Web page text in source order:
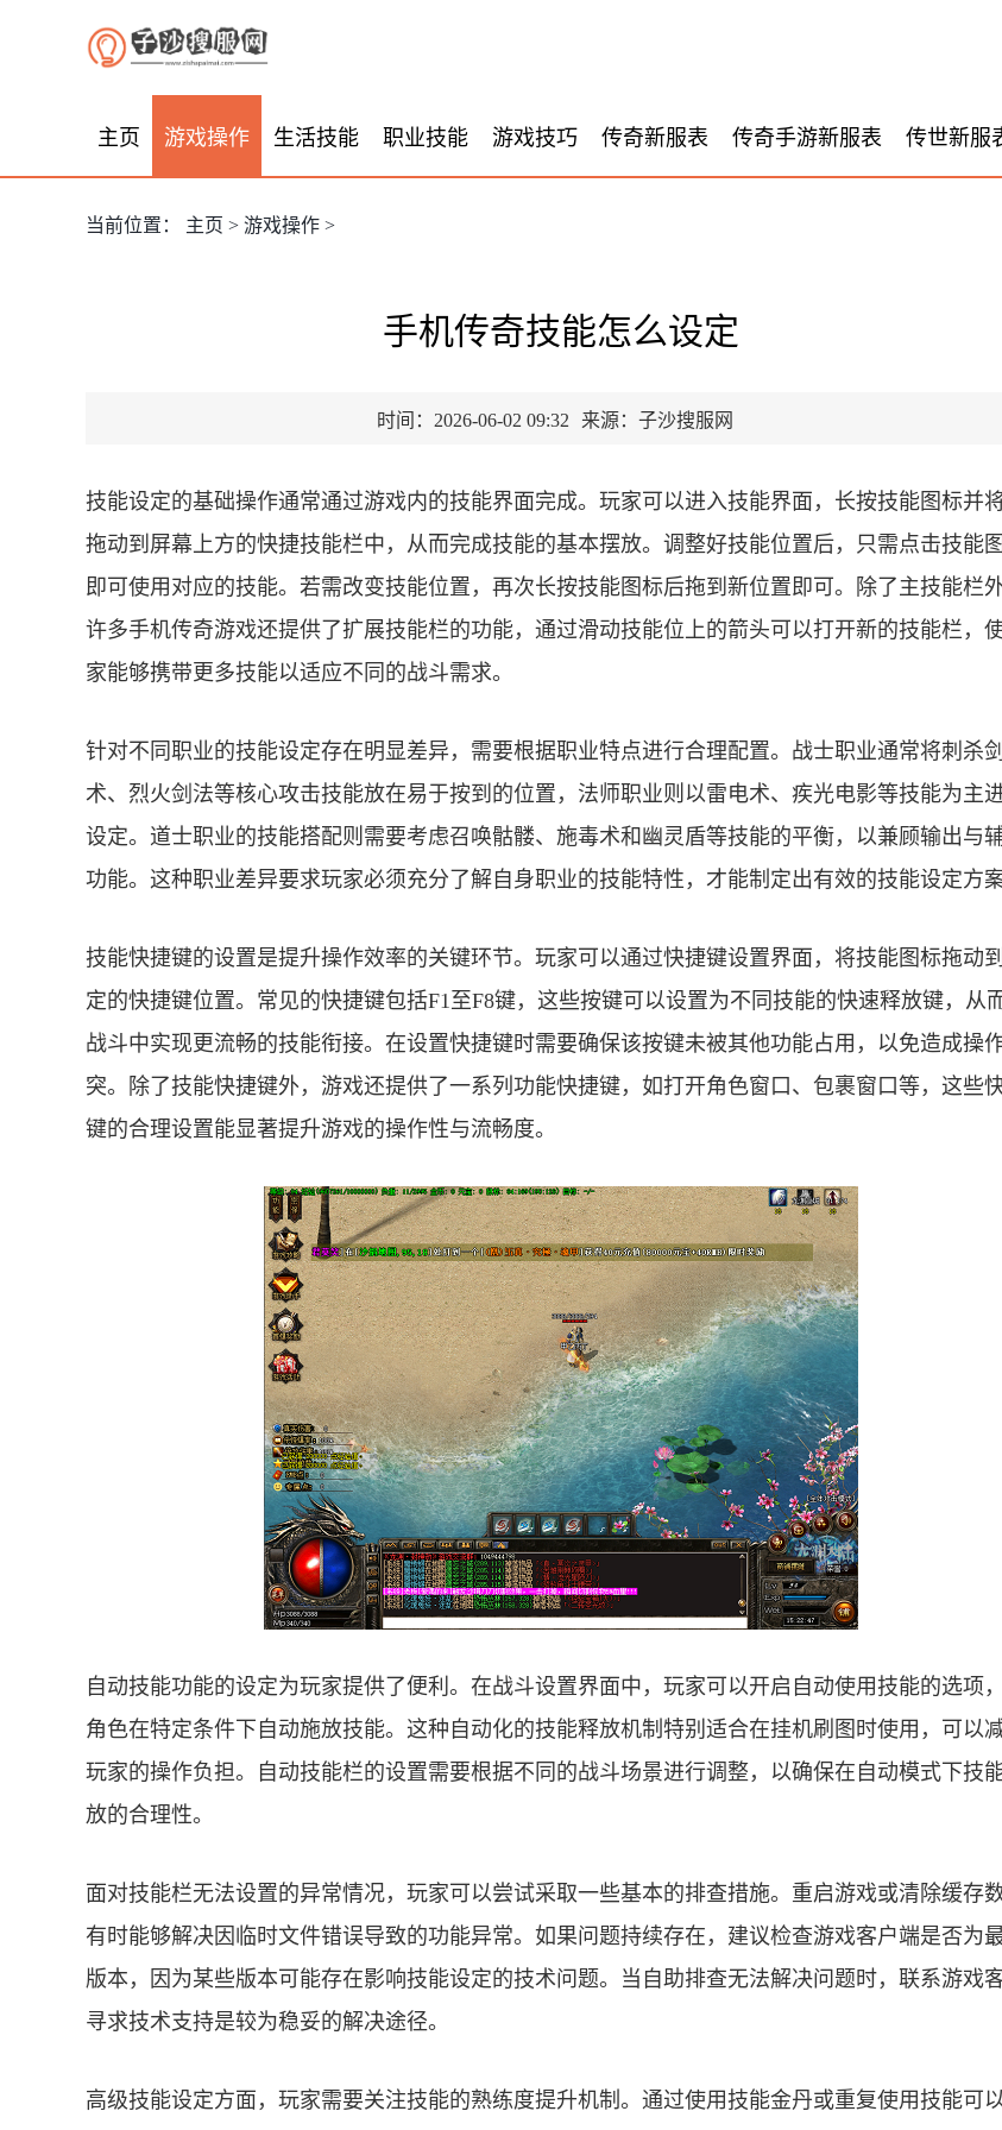
主页 游戏操作 生活技能 职业技能 游戏技巧 传奇新服表 传奇手游新服表 传世新服
当前位置： 主页 > 游戏操作 >
手机传奇技能怎么设定
时间：2026-06-02 09:32 来源：子沙搜服网
技能设定的基础操作通常通过游戏内的技能界面完成。玩家可以进入技能界面，长按技能图标并
拖动到屏幕上方的快捷技能栏中，从而完成技能的基本摆放。调整好技能位置后，只需点击技能
即可使用对应的技能。若需改变技能位置，再次长按技能图标后拖到新位置即可。除了主技能栏外
许多手机传奇游戏还提供了扩展技能栏的功能，通过滑动技能位上的箭头可以打开新的技能栏，
家能够携带更多技能以适应不同的战斗需求。
针对不同职业的技能设定存在明显差异，需要根据职业特点进行合理配置。战士职业通常将刺杀剑
术、烈火剑法等核心攻击技能放在易于按到的位置，法师职业则以雷电术、疾光电影等技能为主
设定。道士职业的技能搭配则需要考虑召唤骷髅、施毒术和幽灵盾等技能的平衡，以兼顾输出与
功能。这种职业差异要求玩家必须充分了解自身职业的技能特性，才能制定出有效的技能设定方案
技能快捷键的设置是提升操作效率的关键环节。玩家可以通过快捷键设置界面，将技能图标拖动
定的快捷键位置。常见的快捷键包括F1至F8键，这些按键可以设置为不同技能的快速释放键，从
战斗中实现更流畅的技能衔接。在设置快捷键时需要确保该按键未被其他功能占用，以免造成操
突。除了技能快捷键外，游戏还提供了一系列功能快捷键，如打开角色窗口、包裹窗口等，这些
键的合理设置能显著提升游戏的操作性与流畅度。
自动技能功能的设定为玩家提供了便利。在战斗设置界面中，玩家可以开启自动使用技能的选项
角色在特定条件下自动施放技能。这种自动化的技能释放机制特别适合在挂机刷图时使用，可以
玩家的操作负担。自动技能栏的设置需要根据不同的战斗场景进行调整，以确保在自动模式下技
放的合理性。
面对技能栏无法设置的异常情况，玩家可以尝试采取一些基本的排查措施。重启游戏或清除缓存
有时能够解决因临时文件错误导致的功能异常。如果问题持续存在，建议检查游戏客户端是否为
版本，因为某些版本可能存在影响技能设定的技术问题。当自助排查无法解决问题时，联系游戏
寻求技术支持是较为稳妥的解决途径。
高级技能设定方面，玩家需要关注技能的熟练度提升机制。通过使用技能金丹或重复使用技能可